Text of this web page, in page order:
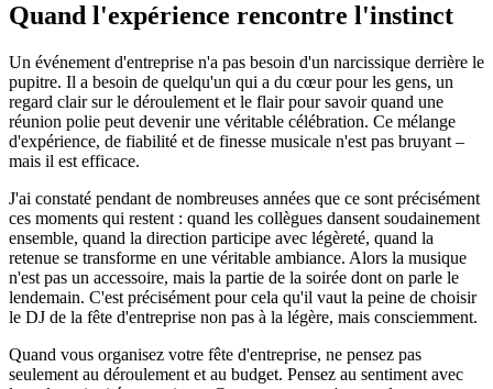
Quand l'expérience rencontre l'instinct
Un événement d'entreprise n'a pas besoin d'un narcissique derrière le
pupitre. Il a besoin de quelqu'un qui a du cœur pour les gens, un
regard clair sur le déroulement et le flair pour savoir quand une
réunion polie peut devenir une véritable célébration. Ce mélange
d'expérience, de fiabilité et de finesse musicale n'est pas bruyant –
mais il est efficace.
J'ai constaté pendant de nombreuses années que ce sont précisément
ces moments qui restent : quand les collègues dansent soudainement
ensemble, quand la direction participe avec légèreté, quand la
retenue se transforme en une véritable ambiance. Alors la musique
n'est pas un accessoire, mais la partie de la soirée dont on parle le
lendemain. C'est précisément pour cela qu'il vaut la peine de choisir
le DJ de la fête d'entreprise non pas à la légère, mais consciemment.
Quand vous organisez votre fête d'entreprise, ne pensez pas
seulement au déroulement et au budget. Pensez au sentiment avec